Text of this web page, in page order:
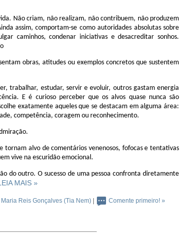
Não criam, não realizam, não contribuem, não produzem
assim, comportam-se como autoridades absolutas sobre
caminhos, condenar iniciativas e desacreditar sonhos.
obras, atitudes ou exemplos concretos que sustentem
trabalhar, estudar, servir e evoluir, outros gastam energia
E é curioso perceber que os alvos quase nunca são
exatamente aqueles que se destacam em alguma área:
competência, coragem ou reconhecimento.
tornam alvo de comentários venenosos, fofocas e tentativas
vive na escuridão emocional.
do outro. O sucesso de uma pessoa confronta diretamente
MAIS »
Maria Reis Gonçalves (Tia Nem) |
Comente primeiro! »